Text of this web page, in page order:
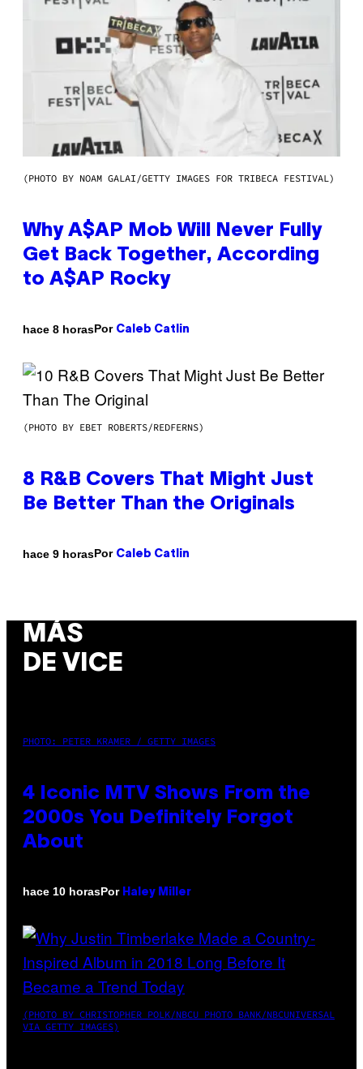
(PHOTO BY NOAM GALAI/GETTY IMAGES FOR TRIBECA FESTIVAL)
Why A$AP Mob Will Never Fully
Get Back Together, According
to A$AP Rocky
hace 8 horasPor Caleb Catlin
(PHOTO BY EBET ROBERTS/REDFERNS)
8 R&B Covers That Might Just
Be Better Than the Originals
hace 9 horasPor Caleb Catlin
MÁS
DE VICE
PHOTO: PETER KRAMER / GETTY IMAGES
4 Iconic MTV Shows From the
2000s You Definitely Forgot
About
hace 10 horasPor Haley Miller
(PHOTO BY CHRISTOPHER POLK/NBCU PHOTO BANK/NBCUNIVERSAL
VIA GETTY IMAGES)